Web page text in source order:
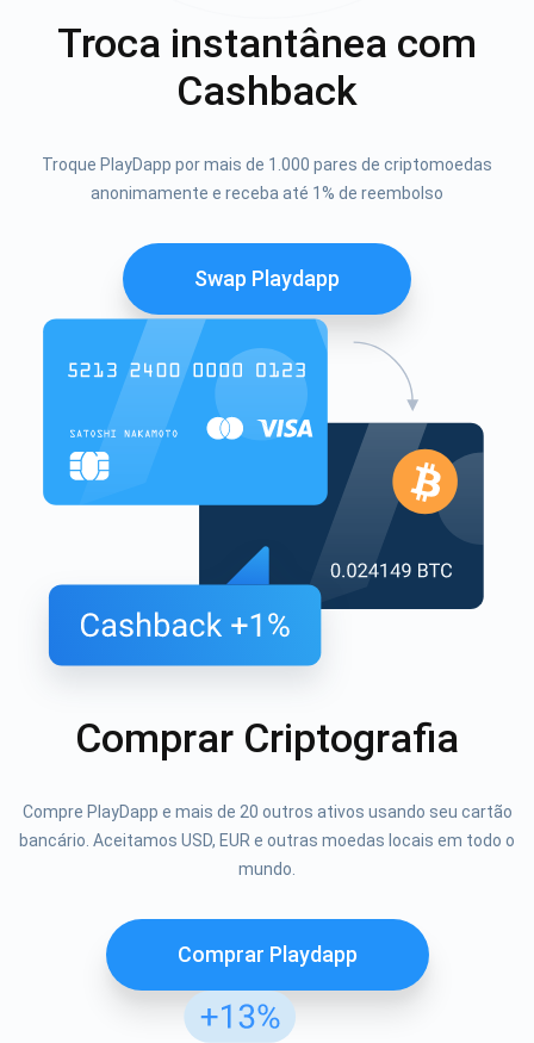
Troca instantânea com
Cashback
Troque PlayDapp por mais de 1.000 pares de criptomoedas
anonimamente e receba até 1% de reembolso
Swap Playdapp
Comprar Criptografia
Compre PlayDapp e mais de 20 outros ativos usando seu cartão
bancário. Aceitamos USD, EUR e outras moedas locais em todo o
mundo.
Comprar Playdapp